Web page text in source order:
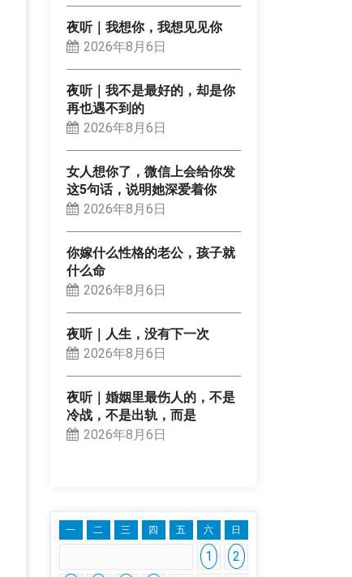
夜听｜我想你，我想见见你
2026年8月6日
夜听｜我不是最好的，却是你
再也遇不到的
2026年8月6日
女人想你了，微信上会给你发
这5句话，说明她深爱着你
2026年8月6日
你嫁什么性格的老公，孩子就
什么命
2026年8月6日
夜听｜人生，没有下一次
2026年8月6日
夜听｜婚姻里最伤人的，不是
冷战，不是出轨，而是
2026年8月6日
一 二 三 四 五 六 日
1
2